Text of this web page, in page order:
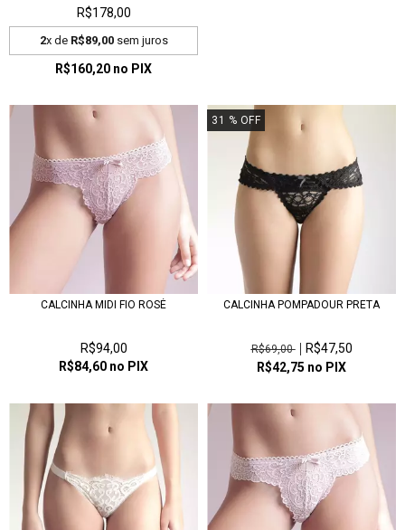
R$178,00
2x de R$89,00sem juros
R$160,20 no PIX
CALCINHA MIDI FIO ROSÉ
R$94,00
R$84,60 no PIX
31 % OFF
CALCINHA POMPADOUR PRETA
R$69,00
R$47,50
R$42,75 no PIX